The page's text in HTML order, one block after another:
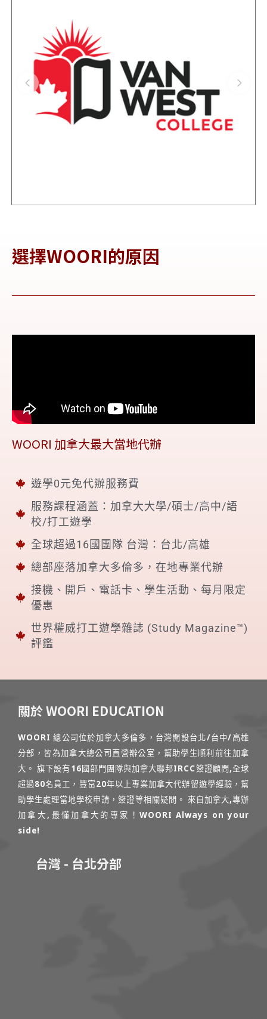
選擇WOORI的原因
WOORI 加拿大最大當地代辦
遊學0元免代辦服務費
服務課程涵蓋：加拿大大學/碩士/高中/語
校/打工遊學
全球超過16國團隊 台灣：台北/高雄
總部座落加拿大多倫多，在地專業代辦
接機、開戶、電話卡、學生活動、每月限定
優惠
世界權威打工遊學雜誌 (Study Magazine™)
評鑑
關於 WOORI EDUCATION
WOORI 總公司位於加拿大多倫多，台灣開設台北/台中/高雄
分部，皆為加拿大總公司直營辦公室，幫助學生順利前往加拿
大。 旗下設有16國部門團隊與加拿大聯邦IRCC簽證顧問,全球
超過80名員工，豐富20年以上專業加拿大代辦留遊學經驗，幫
助學生處理當地學校申請，簽證等相關疑問。 來自加拿大,專辦
加拿大,最懂加拿大的專家！WOORI Always on your
side!
台灣 - 台北分部